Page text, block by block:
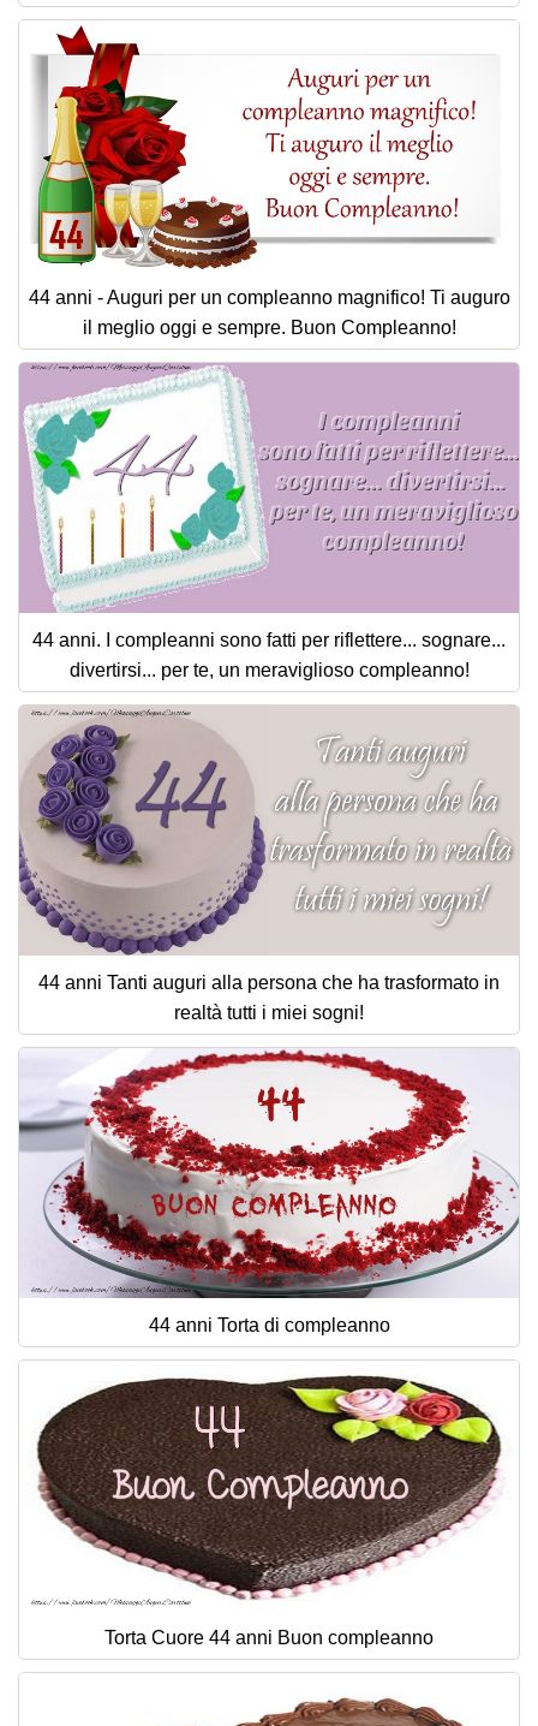
44 anni - Auguri per un compleanno magnifico! Ti auguro
il meglio oggi e sempre. Buon Compleanno!
44 anni. I compleanni sono fatti per riflettere... sognare...
divertirsi... per te, un meraviglioso compleanno!
44 anni Tanti auguri alla persona che ha trasformato in
realtà tutti i miei sogni!
44 anni Torta di compleanno
Torta Cuore 44 anni Buon compleanno